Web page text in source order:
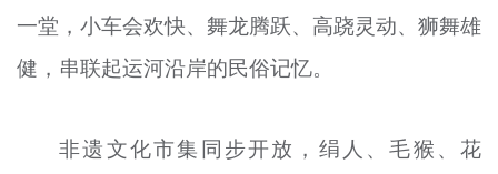
一堂，小车会欢快、舞龙腾跃、高跷灵动、狮舞雄
健，串联起运河沿岸的民俗记忆。
非遗文化市集同步开放，绢人、毛猴、花